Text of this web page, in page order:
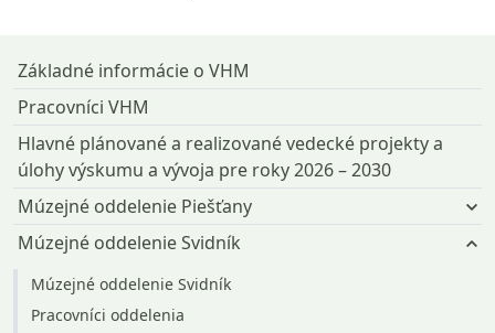
Základné informácie o VHM
Pracovníci VHM
Hlavné plánované a realizované vedecké projekty a
úlohy výskumu a vývoja pre roky 2026 – 2030
Múzejné oddelenie Piešťany
Múzejné oddelenie Svidník
Múzejné oddelenie Svidník
Pracovníci oddelenia